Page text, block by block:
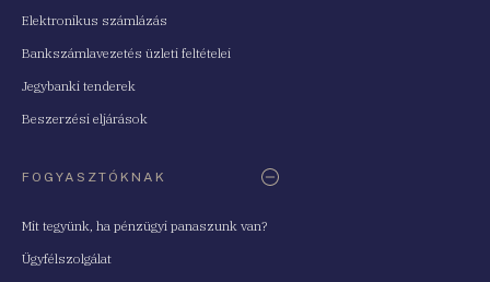
Elektronikus számlázás
Bankszámlavezetés üzleti feltételei
Jegybanki tenderek
Beszerzési eljárások
FOGYASZTÓKNAK
Mit tegyünk, ha pénzügyi panaszunk van?
Ügyfélszolgálat